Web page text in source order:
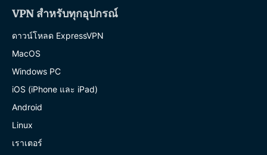
VPN สำหรับทุกอุปกรณ์
ดาวน์โหลด ExpressVPN
MacOS
Windows PC
iOS (iPhone และ iPad)
Android
Linux
เราเตอร์